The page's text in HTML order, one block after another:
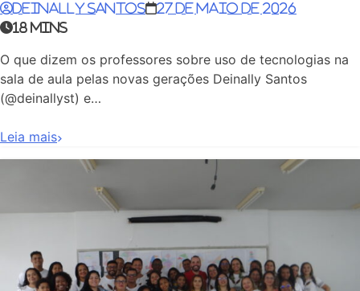
Deinally Santos
27 de maio de 2026
18 mins
O que dizem os professores sobre uso de tecnologias na
sala de aula pelas novas gerações Deinally Santos
(@deinallyst) e…
Leia mais